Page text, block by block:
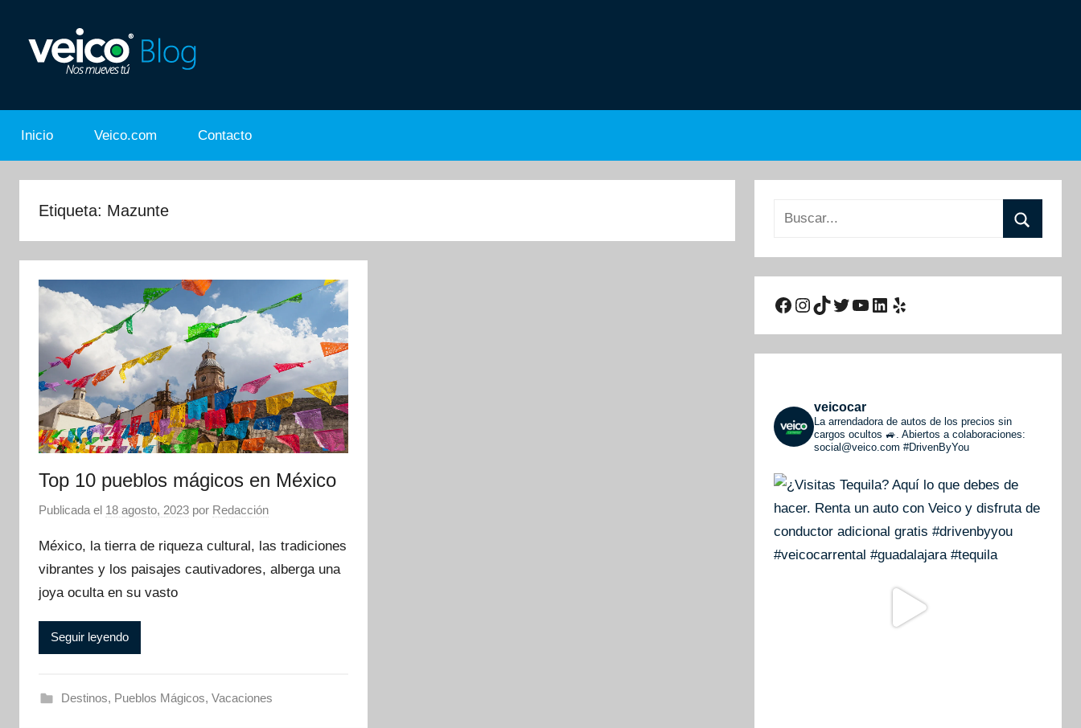
contenido
Nos
Mueves
Tú
Blog
de
Inicio Veico.com Contacto
Etiqueta: Mazunte
Top 10 pueblos mágicos en México
Publicada el 18 agosto, 2023 por Redacción
México, la tierra de riqueza cultural, las tradiciones
vibrantes y los paisajes cautivadores, alberga una
joya oculta en su vasto
Seguir leyendo
Destinos, Pueblos Mágicos, Vacaciones
Buscar:
Facebook
Instagram
TikTok
Twitter
YouTube
LinkedIn
Yelp
veicocar
La arrendadora de autos de los precios sin
cargos ocultos 🚙. Abiertos a colaboraciones:
social@veico.com#DrivenByYou